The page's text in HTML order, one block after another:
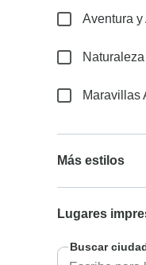
Aventura
Maravillas
Más estilos
Lugares
Buscar